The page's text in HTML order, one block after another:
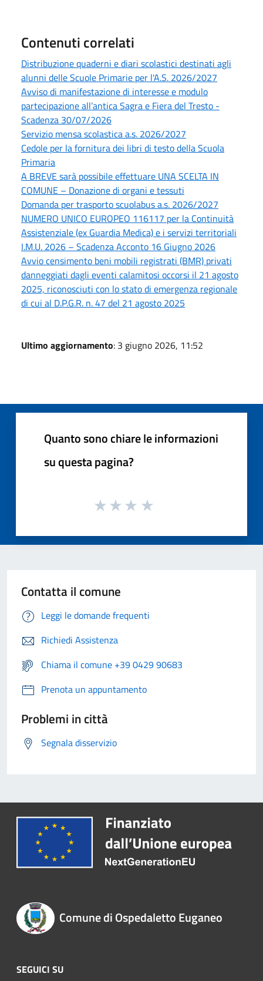
Contenuti correlati
Distribuzione quaderni e diari scolastici destinati agli
alunni delle Scuole Primarie per l'A.S. 2026/2027
Avviso di manifestazione di interesse e modulo
partecipazione all’antica Sagra e Fiera del Tresto -
Scadenza 30/07/2026
Servizio mensa scolastica a.s. 2026/2027
Cedole per la fornitura dei libri di testo della Scuola
Primaria
A BREVE sarà possibile effettuare UNA SCELTA IN
COMUNE – Donazione di organi e tessuti
Domanda per trasporto scuolabus a.s. 2026/2027
NUMERO UNICO EUROPEO 116117 per la Continuità
Assistenziale (ex Guardia Medica) e i servizi territoriali
I.M.U. 2026 – Scadenza Acconto 16 Giugno 2026
Avvio censimento beni mobili registrati (BMR) privati
danneggiati dagli eventi calamitosi occorsi il 21 agosto
2025, riconosciuti con lo stato di emergenza regionale
di cui al D.P.G.R. n. 47 del 21 agosto 2025
Ultimo aggiornamento: 3 giugno 2026, 11:52
Quanto sono chiare le informazioni
su questa pagina?
Contatta il comune
Leggi le domande frequenti
Richiedi Assistenza
Chiama il comune +39 0429 90683
Prenota un appuntamento
Problemi in città
Segnala disservizio
Comune di Ospedaletto Euganeo
SEGUICI SU